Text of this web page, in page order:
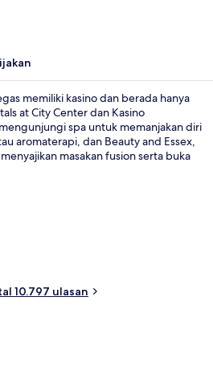
memiliki kasino dan berada hanya
at City Center dan Kasino
spa untuk memanjakan diri
aromaterapi, dan Beauty and Essex,
masakan fusion serta buka
24 jam, dan hot tub relaksasi.
kolam renang dan staf. Properti ini
menit dan Stasiun Flamingo - Caesars
10.797 ulasan